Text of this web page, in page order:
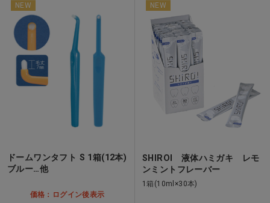
NEW
ドームワンタフト S 1箱(12本)
ブルー…他
価格：ログイン後表示
NEW
SHIROI 液体ハミガキ レモ
ンミントフレーバー
1箱(10ml×30本)